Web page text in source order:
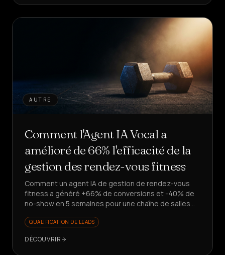
AUTRE
Comment l'Agent IA Vocal a
amélioré de 66% l'efficacité de la
gestion des rendez-vous fitness
Comment un agent IA de gestion de rendez-vous
fitness a généré +66% de conversions et -40% de
no-show en 5 semaines pour une chaîne de salles
embaucher ?
QUALIFICATION DE LEADS
DÉCOUVRIR